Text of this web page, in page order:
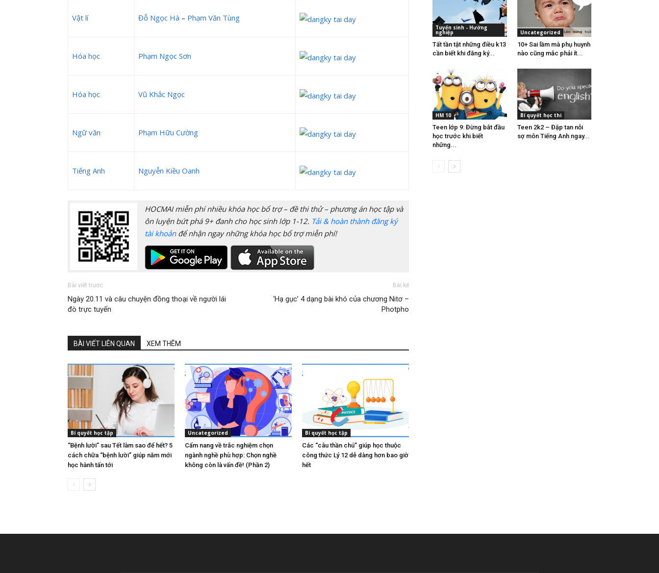
Vật lí Đỗ Ngọc Hà – Phạm Văn Tùng
Hóa học Phạm Ngọc Sơn
Hóa học Vũ Khắc Ngọc
Ngữ văn Phạm Hữu Cường
Tiếng Anh Nguyễn Kiều Oanh
HOCMAI miễn phí nhiều khóa học bổ trợ – đề thi thử – phương án học tập và
ôn luyện bứt phá 9+ đanh cho học sinh lớp 1-12. Tải & hoàn thành đăng ký
tài khoảnđể nhận ngay những khóa học bổ trợ miễn phí!
Bài viết trước
Ngày 20.11 và câu chuyện đồng thoại về người lái
đò trực tuyến
Bài kế
‘Hạ gục’ 4 dạng bài khó của chương Nitơ –
Photpho
BÀI VIẾT LIÊN QUAN XEM THÊM
Bí quyết học tập
“Bệnh lười” sau Tết làm sao để hết? 5
cách chữa “bệnh lười” giúp năm mới
học hành tấn tới
Uncategorized
Cẩm nang về trắc nghiệm chọn
ngành nghề phù hợp: Chọn nghề
không còn là vấn đề! (Phần 2)
Bí quyết học tập
Các “câu thần chú” giúp học thuộc
công thức Lý 12 dễ dàng hơn bao giờ
hết
Tuyển sinh - Hướng
nghiệp
Tất tần tật những điều k13
cần biết khi đăng ký...
Uncategorized
10+ Sai lầm mà phụ huynh
nào cũng mắc phải ít...
HM 10
Teen lớp 9: Đừng bắt đầu
học trước khi biết
những...
Bí quyết học thi
Teen 2k2 – Đập tan nỗi
sợ môn Tiếng Anh ngay...